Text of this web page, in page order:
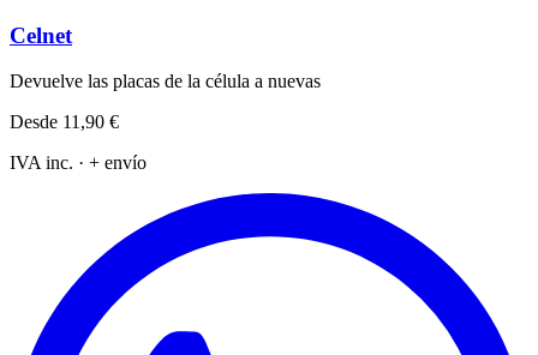
Celnet
Devuelve las placas de la célula a nuevas
Desde 11,90 €
IVA inc. · + envío